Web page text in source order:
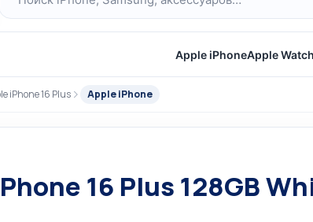
Поиск по каталогу
Apple iPhoneApple Watch
iPhone 16 Plus Apple iPhone
16 Plus 128GB